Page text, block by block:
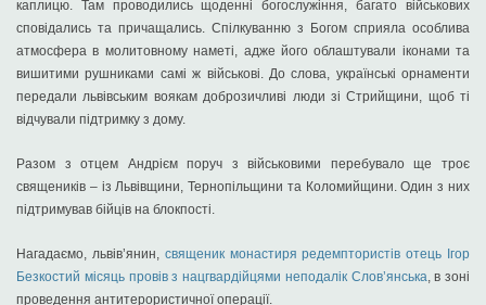
каплицю. Там проводились щоденні богослужіння, багато військових
сповідались та причащались. Спілкуванню з Богом сприяла особлива
атмосфера в молитовному наметі, адже його облаштували іконами та
вишитими рушниками самі ж військові. До слова, українські орнаменти
передали львівським воякам доброзичливі люди зі Стрийщини, щоб ті
відчували підтримку з дому.
Разом з отцем Андрієм поруч з військовими перебувало ще троє
священиків – із Львівщини, Тернопільщини та Коломийщини. Один з них
підтримував бійців на блокпості.
Нагадаємо, львів’янин, священик монастиря редемптористів отець Ігор
Безкостий місяць провів з нацгвардійцями неподалік Слов’янська, в зоні
проведення антитерористичної операції.